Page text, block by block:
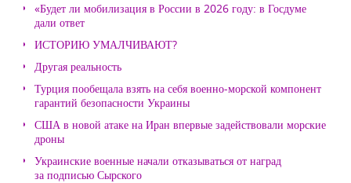
«Будет ли мобилизация в России в 2026 году: в Госдуме
дали ответ
ИСТОРИЮ УМАЛЧИВАЮТ?
Другая реальность
Турция пообещала взять на себя военно-морской компонент
гарантий безопасности Украины
США в новой атаке на Иран впервые задействовали морские
дроны
Украинские военные начали отказываться от наград
за подписью Сырского